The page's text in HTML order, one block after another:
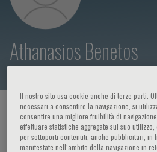
Athanasios Benetos
HOME PAGE / CORSI ED EVENTI /
Il nostro sito usa cookie anche di terze parti.
necessari a consentire la navigazione, si
consentire una migliore fruibilità di
effettuare statistiche aggregate sul suo
per sottoporti contenuti, anche pubblicitari, in
manifestate nell‘ambito della navigazione in